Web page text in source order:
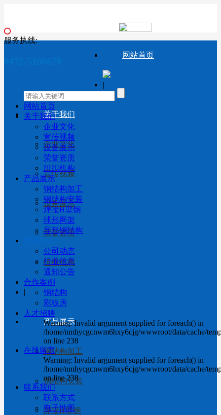
服务执线:
网站首页
|
关于我们
企业文化
宣传视频
设备展示
荣誉资质
组织机构
|
产品展示
钢结构加工
钢结构安装
焊接H型钢
网站首页
关于我们
企业文化
宣传视频
设备展示
荣誉资质
组织机构
产品展示
钢结构加工
钢结构安装
焊接H型钢
球形网架
异形钢结构
公司动态
行业信息
通知公告
合作案例
钢结构
彩板房
人才招聘
Warning: Invalid argument supplied for foreach() in
/home/nmhycgcnwm6hxy6cjg/wwwroot/data/cache/
on line 238
在线留言
Warning: Invalid argument supplied for foreach() in
/home/nmhycgcnwm6hxy6cjg/wwwroot/data/cache/
on line 238
联系我们
联系方式
电子地图